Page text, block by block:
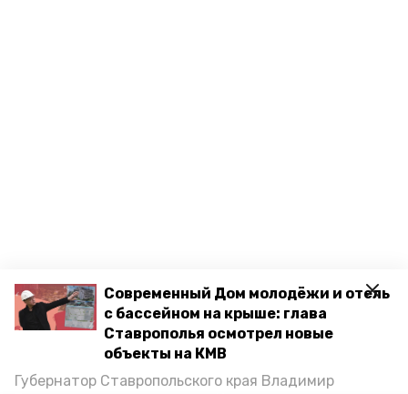
Современный Дом молодёжи и отель
с бассейном на крыше: глава
Ставрополья осмотрел новые
объекты на КМВ
Губернатор Ставропольского края Владимир